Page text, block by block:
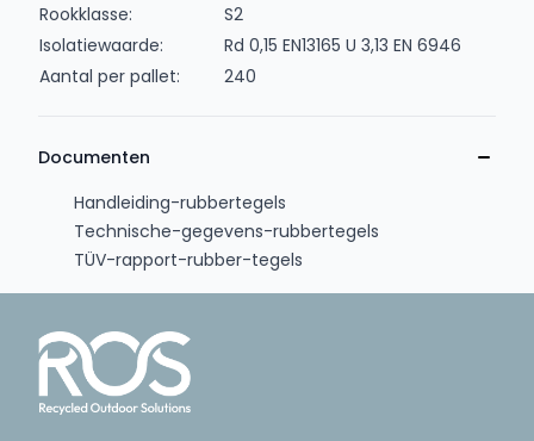
Rookklasse:
S2
Isolatiewaarde:
Rd 0,15 EN13165 U 3,13 EN 6946
Aantal per pallet:
240
Documenten
Handleiding-rubbertegels
Technische-gegevens-rubbertegels
TÜV-rapport-rubber-tegels